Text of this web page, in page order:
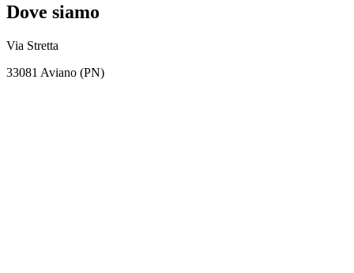
Dove siamo
Via Stretta
33081 Aviano (PN)